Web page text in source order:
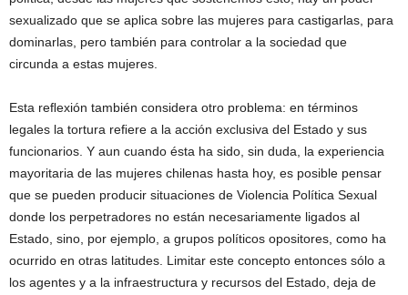
sexualizado que se aplica sobre las mujeres para castigarlas, para
dominarlas, pero también para controlar a la sociedad que
circunda a estas mujeres.
Esta reﬂexión también considera otro problema: en términos
legales la tortura reﬁere a la acción exclusiva del Estado y sus
funcionarios. Y aun cuando ésta ha sido, sin duda, la experiencia
mayoritaria de las mujeres chilenas hasta hoy, es posible pensar
que se pueden producir situaciones de Violencia Política Sexual
donde los perpetradores no están necesariamente ligados al
Estado, sino, por ejemplo, a grupos políticos opositores, como ha
ocurrido en otras latitudes. Limitar este concepto entonces sólo a
los agentes y a la infraestructura y recursos del Estado, deja de